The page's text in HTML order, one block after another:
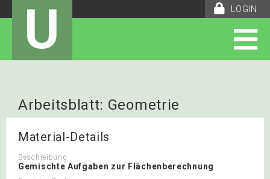
LOGIN
U
Arbeitsblatt: Geometrie
Flächenberechnung
Material-Details
Beschreibung
Gemischte Aufgaben zur Flächenberechnung